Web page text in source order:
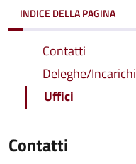
INDICE DELLA PAGINA
Contatti
Deleghe/Incarichi
Uffici
Contatti